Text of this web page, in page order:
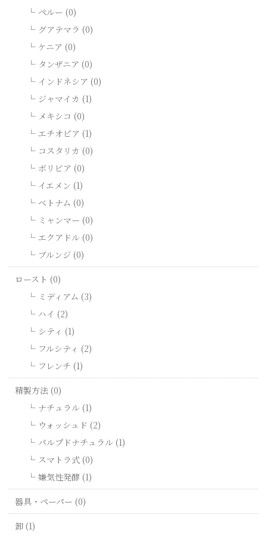
ペルー (0)
グアテマラ (0)
ケニア (0)
タンザニア (0)
インドネシア (0)
ジャマイカ (1)
メキシコ (0)
エチオピア (1)
コスタリカ (0)
ボリビア (0)
イエメン (1)
ベトナム (0)
ミャンマー (0)
エクアドル (0)
ブルンジ (0)
ロースト (0)
ミディアム (3)
ハイ (2)
シティ (1)
フルシティ (2)
フレンチ (1)
精製方法 (0)
ナチュラル (1)
ウォッシュド (2)
パルプドナチュラル (1)
スマトラ式 (0)
嫌気性発酵 (1)
器具・ペーパー (0)
卸 (1)